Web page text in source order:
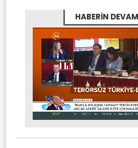
HABERİN
Mute Stream